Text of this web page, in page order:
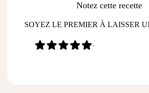
Notez cette recette
SOYEZ LE PREMIER À LAISSER
-